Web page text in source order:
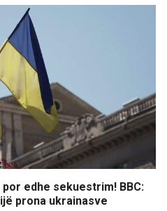
edhe sekuestrim! BBC:
prona ukrainasve